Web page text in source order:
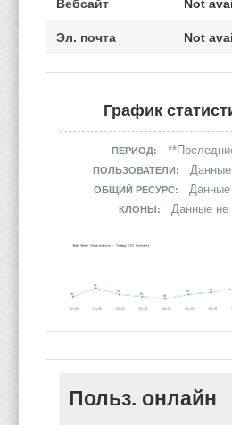
Вебсайт Not
Эл. почта Not
График
ПЕРИОД:
ПОЛЬЗОВАТЕЛИ: Данные
ОБЩИЙ РЕСУРС: Данные
КЛОНЫ: Данные не
Польз. онлайн